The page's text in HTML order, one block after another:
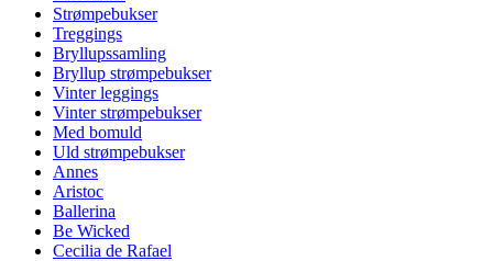
Strømpebukser
Treggings
Bryllupssamling
Bryllup strømpebukser
Vinter leggings
Vinter strømpebukser
Med bomuld
Uld strømpebukser
Annes
Aristoc
Ballerina
Be Wicked
Cecilia de Rafael